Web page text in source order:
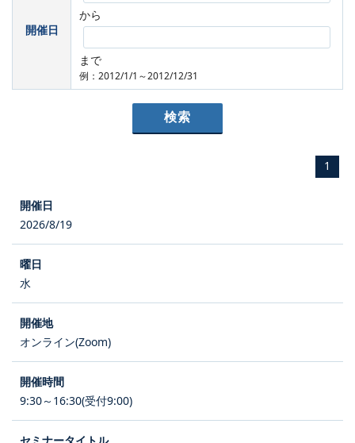
開催日
から
まで
例：2012/1/1～2012/12/31
1
2026/8/19
水
オンライン(Zoom)
9:30～16:30(受付9:00)